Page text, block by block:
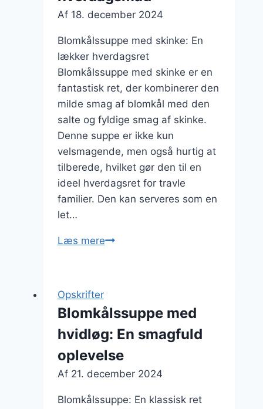
Af 18. december 2024
Blomkålssuppe med skinke: En
lækker hverdagsret
Blomkålssuppe med skinke er en
fantastisk ret, der kombinerer den
milde smag af blomkål med den
salte og fyldige smag af skinke.
Denne suppe er ikke kun
velsmagende, men også hurtig at
tilberede, hvilket gør den til en
ideel hverdagsret for travle
familier. Den kan serveres som en
let…
Læs mereBlomkålssuppe
nem
hverdagsmad
Opskrifter
Blomkålssuppe med
hvidløg: En smagfuld
oplevelse
Af 21. december 2024
Blomkålssuppe: En klassisk ret